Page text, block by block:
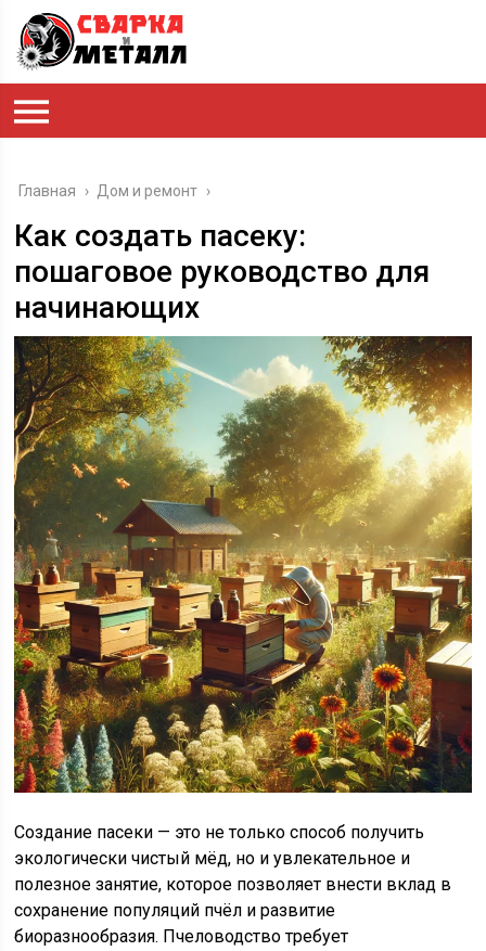
Главная › Дом и ремонт ›
Как создать пасеку:
пошаговое руководство для
начинающих
Создание пасеки — это не только способ получить
экологически чистый мёд, но и увлекательное и
полезное занятие, которое позволяет внести вклад в
сохранение популяций пчёл и развитие
биоразнообразия. Пчеловодство требует